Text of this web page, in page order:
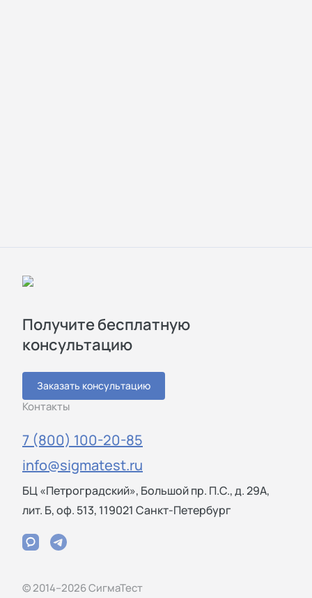
Получите бесплатную
консультацию
Заказать консультацию
Контакты
7 (800) 100-20-85
info@sigmatest.ru
БЦ «Петроградский», Большой пр. П.С., д. 29А,
лит. Б, оф. 513, 119021 Санкт-Петербург
© 2014–2026 СигмаТест